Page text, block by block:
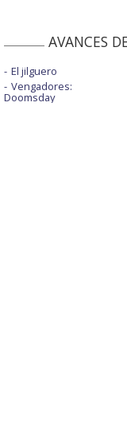
AVANCES
El jilguero
Vengadores:
Doomsday